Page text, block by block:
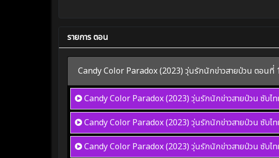
รายการ ตอน
Candy Color Paradox (2023) วุ่นรักนักข่าวสายป่วน ตอนที่
Candy Color Paradox (2023) วุ่นรักนักข่าวสายป่วน ซับไ
Candy Color Paradox (2023) วุ่นรักนักข่าวสายป่วน ซับไ
Candy Color Paradox (2023) วุ่นรักนักข่าวสายป่วน ซับไ